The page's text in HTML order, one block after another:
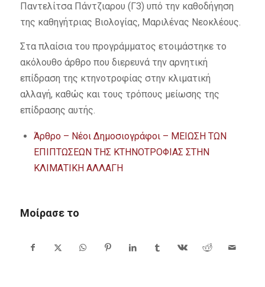
Παντελίτσα Πάντζιαρου (Γ3) υπό την καθοδήγηση
της καθηγήτριας Βιολογίας, Μαριλένας Νεοκλέους.
Στα πλαίσια του προγράμματος ετοιμάστηκε το
ακόλουθο άρθρο που διερευνά την αρνητική
επίδραση της κτηνοτροφίας στην κλιματική
αλλαγή, καθώς και τους τρόπους μείωσης της
επίδρασης αυτής.
Άρθρο – Νέοι Δημοσιογράφοι – ΜΕΙΩΣΗ ΤΩΝ
ΕΠΙΠΤΩΣΕΩΝ ΤΗΣ ΚΤΗΝΟΤΡΟΦΙΑΣ ΣΤΗΝ
ΚΛΙΜΑΤΙΚΗ ΑΛΛΑΓΗ
Μοίρασε το